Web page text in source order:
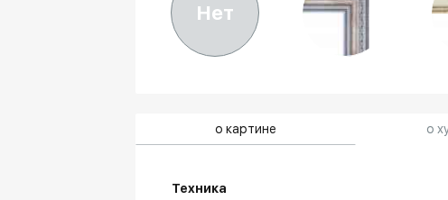
Нет
о картине о
Техника